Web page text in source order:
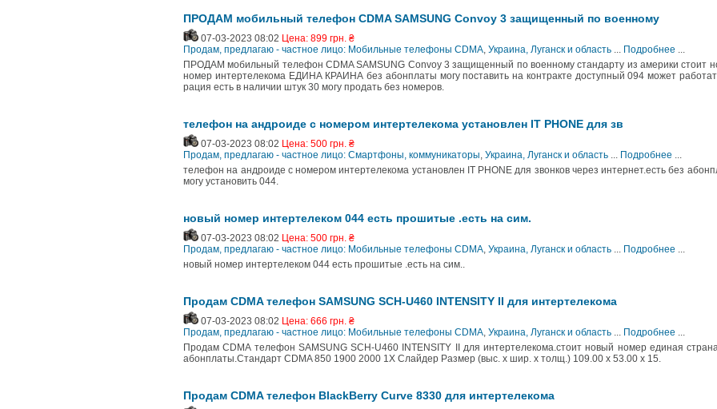
ПРОДАМ мобильный телефон CDMA SAMSUNG Convoy 3 защищенный по военному
07-03-2023 08:02 Цена: 899 грн. ₴
Продам, предлагаю - частное лицо: Мобильные телефоны CDMA, Украина, Луганск и область ... Подробнее ...
ПРОДАМ мобильный телефон CDMA SAMSUNG Convoy 3 защищенный по военному стандарту из америки стоит
номер интертелекома ЕДИНА КРАИНА без абонплаты могу поставить на контракте доступный 094 может
рация есть в наличии штук 30 могу продать без номеров.
телефон на андроиде с номером интертелекома установлен IT PHONE для зв
07-03-2023 08:02 Цена: 500 грн. ₴
Продам, предлагаю - частное лицо: Смартфоны, коммуникаторы, Украина, Луганск и область ... Подробнее ...
телефон на андроиде с номером интертелекома установлен IT PHONE для звонков через интернет.есть без
могу установить 044.
новый номер интертелеком 044 есть прошитые .есть на сим.
07-03-2023 08:02 Цена: 500 грн. ₴
Продам, предлагаю - частное лицо: Мобильные телефоны CDMA, Украина, Луганск и область ... Подробнее ...
новый номер интертелеком 044 есть прошитые .есть на сим..
Продам CDMA телефон SAMSUNG SCH-U460 INTENSITY II для интертелекома
07-03-2023 08:02 Цена: 666 грн. ₴
Продам, предлагаю - частное лицо: Мобильные телефоны CDMA, Украина, Луганск и область ... Подробнее ...
Продам CDMA телефон SAMSUNG SCH-U460 INTENSITY II для интертелекома.стоит новый номер единая
абонплаты.Стандарт CDMA 850 1900 2000 1X Слайдер Размер (выс. х шир. х толщ.) 109.00 x 53.00 x 15.
Продам CDMA телефон BlackBerry Curve 8330 для интертелекома